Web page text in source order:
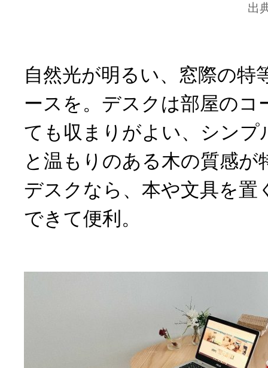
出
自然光が明るい、窓際の特
ースを。デスクは部屋のコ
ても収まりがよい、シンプ
と温もりのある木の質感が
デスクなら、本や文具を置
できて便利。